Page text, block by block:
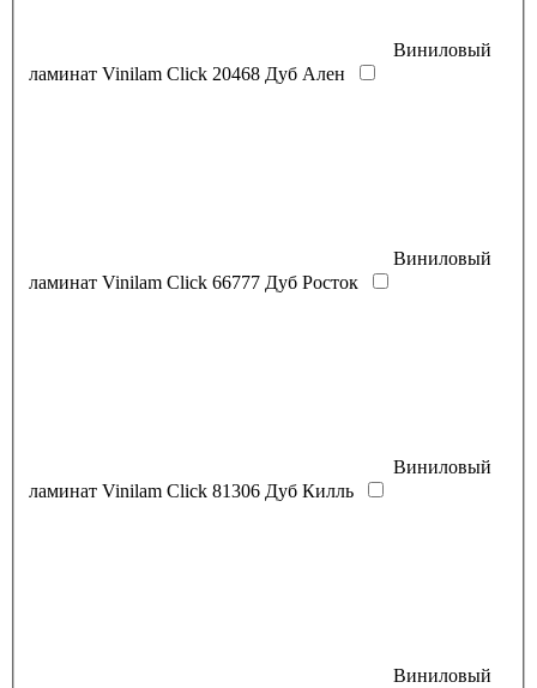
Виниловый
ламинат Vinilam Click 20468 Дуб Ален
Виниловый
ламинат Vinilam Click 66777 Дуб Росток
Виниловый
ламинат Vinilam Click 81306 Дуб Килль
Виниловый